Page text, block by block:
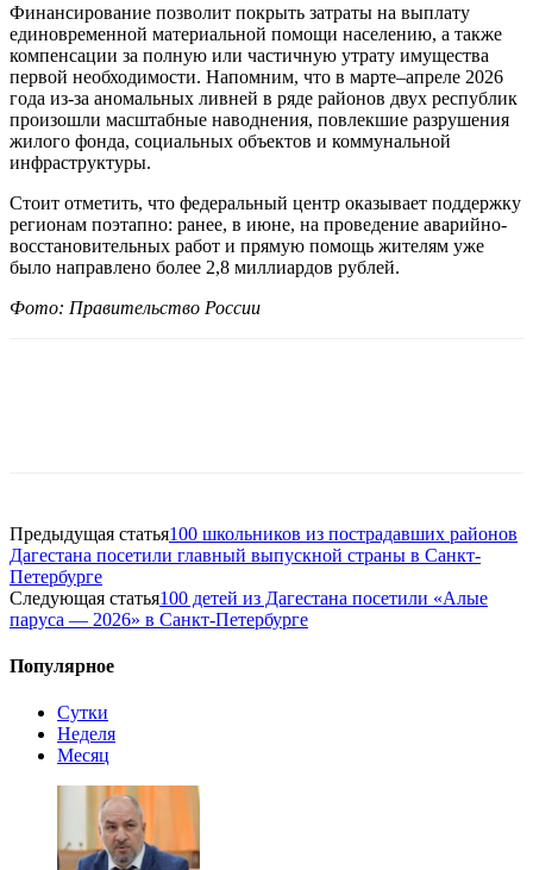
Финансирование позволит покрыть затраты на выплату
единовременной материальной помощи населению, а также
компенсации за полную или частичную утрату имущества
первой необходимости. Напомним, что в марте–апреле 2026
года из-за аномальных ливней в ряде районов двух республик
произошли масштабные наводнения, повлекшие разрушения
жилого фонда, социальных объектов и коммунальной
инфраструктуры.
Стоит отметить, что федеральный центр оказывает поддержку
регионам поэтапно: ранее, в июне, на проведение аварийно-
восстановительных работ и прямую помощь жителям уже
было направлено более 2,8 миллиардов рублей.
Фото: Правительство России
Предыдущая статья100 школьников из пострадавших районов
Дагестана посетили главный выпускной страны в Санкт-
Петербурге
Следующая статья100 детей из Дагестана посетили «Алые
паруса — 2026» в Санкт-Петербурге
Популярное
Сутки
Неделя
Месяц